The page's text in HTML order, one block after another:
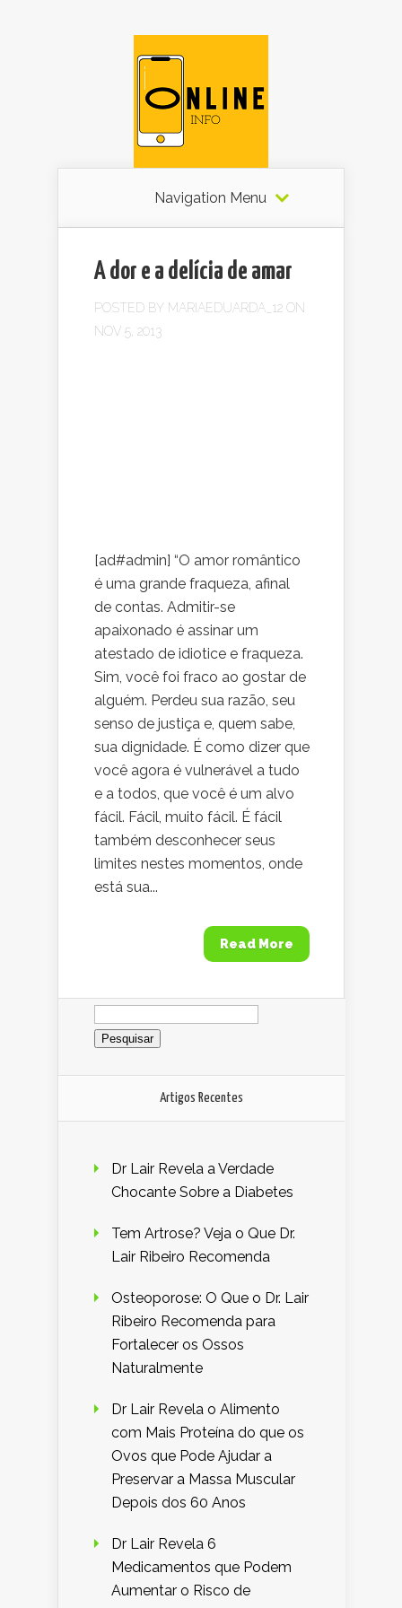
Navigation Menu
A dor e a delícia de amar
POSTED BY MARIAEDUARDA_12 ON
NOV 5, 2013
[ad#admin] “O amor romântico
é uma grande fraqueza, afinal
de contas. Admitir-se
apaixonado é assinar um
atestado de idiotice e fraqueza.
Sim, você foi fraco ao gostar de
alguém. Perdeu sua razão, seu
senso de justiça e, quem sabe,
sua dignidade. É como dizer que
você agora é vulnerável a tudo
e a todos, que você é um alvo
fácil. Fácil, muito fácil. É fácil
também desconhecer seus
limites nestes momentos, onde
está sua...
Read More
Pesquisar
por:
Artigos Recentes
Dr Lair Revela a Verdade
Chocante Sobre a Diabetes
Tem Artrose? Veja o Que Dr.
Lair Ribeiro Recomenda
Osteoporose: O Que o Dr. Lair
Ribeiro Recomenda para
Fortalecer os Ossos
Naturalmente
Dr Lair Revela o Alimento
com Mais Proteína do que os
Ovos que Pode Ajudar a
Preservar a Massa Muscular
Depois dos 60 Anos
Dr Lair Revela 6
Medicamentos que Podem
Aumentar o Risco de